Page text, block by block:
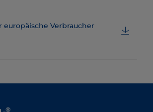
europäische Verbraucher​